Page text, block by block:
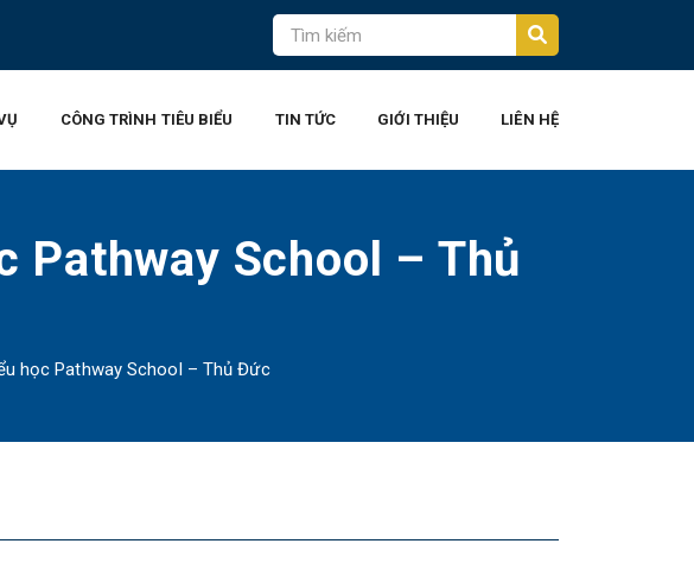
CÔNG TRÌNH TIÊU BIỂU TIN TỨC GIỚI THIỆU LIÊN HỆ
Pathway School – Thủ
học Pathway School – Thủ Đức